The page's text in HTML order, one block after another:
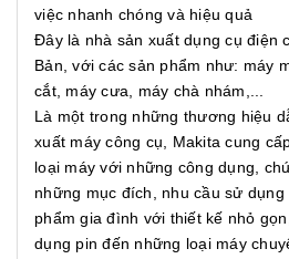
việc nhanh chóng và hiệu quả
Đây là nhà sản xuất dụng cụ điện
Bản, với các sản phẩm như: máy
cắt, máy cưa, máy chà nhám,...
Là một trong những thương hiệu
xuất máy công cụ, Makita cung
loại máy với những công dụng,
những mục đích, nhu cầu sử
phẩm gia đình với thiết kế nhỏ
dụng pin đến những loại máy